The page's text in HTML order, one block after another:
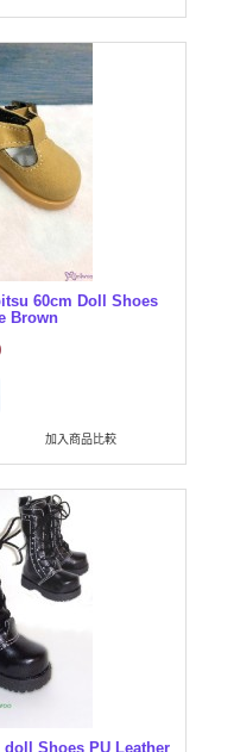
60cm Doll Shoes
Brown
加入商品比較
doll Shoes PU Leather